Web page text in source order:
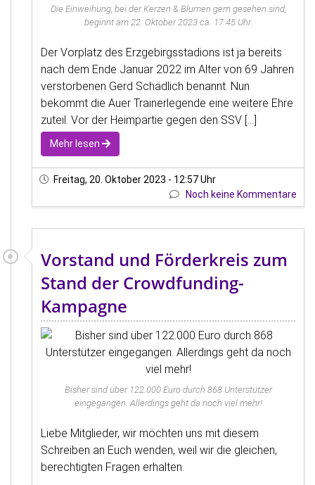
Die Einweihung, bei der Kerzen & Blumen gern gesehen sind,
beginnt am 22. Oktober 2023 ca. 17:45 Uhr.
Der Vorplatz des Erzgebirgsstadions ist ja bereits
nach dem Ende Januar 2022 im Alter von 69 Jahren
verstorbenen Gerd Schädlich benannt. Nun
bekommt die Auer Trainerlegende eine weitere Ehre
zuteil. Vor der Heimpartie gegen den SSV [...]
Mehr lesen
Freitag, 20. Oktober 2023 - 12:57 Uhr
Noch keine Kommentare
Vorstand und Förderkreis zum
Stand der Crowdfunding-
Kampagne
Bisher sind über 122.000 Euro durch 868 Unterstützer
eingegangen. Allerdings geht da noch viel mehr!
Liebe Mitglieder, wir möchten uns mit diesem
Schreiben an Euch wenden, weil wir die gleichen,
berechtigten Fragen erhalten.